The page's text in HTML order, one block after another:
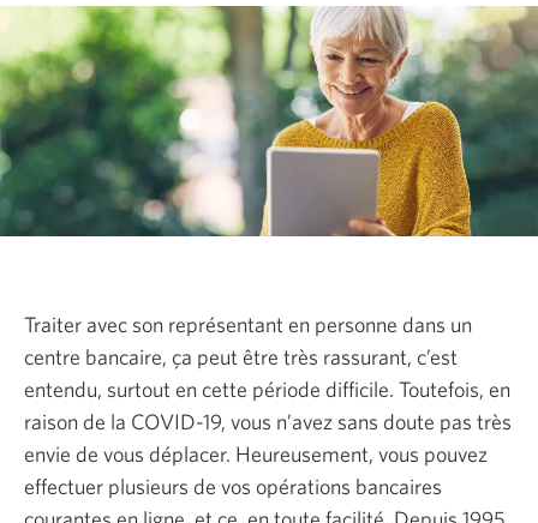
Traiter avec son représentant en personne dans un
centre bancaire, ça peut être très rassurant, c’est
entendu, surtout en cette période difficile. Toutefois, en
raison de la COVID-19, vous n’avez sans doute pas très
envie de vous déplacer. Heureusement, vous pouvez
effectuer plusieurs de vos opérations bancaires